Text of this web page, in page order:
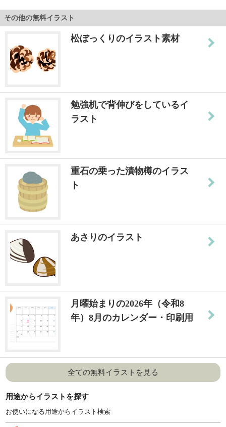
その他の無料イラスト
松ぼっくりのイラスト素材
勉強机で背伸びをしているイ
ラスト
重石の乗った漬物樽のイラス
ト
あさりのイラスト
月曜始まりの2026年（令和8
年）8月のカレンダー・印刷用
全ての無料イラストを見る
用途からイラストを探す
お使いになる用途からイラスト検索